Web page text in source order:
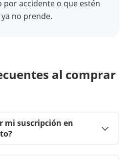
por accidente o que estén
no prende.
al comprar
mi suscripción en